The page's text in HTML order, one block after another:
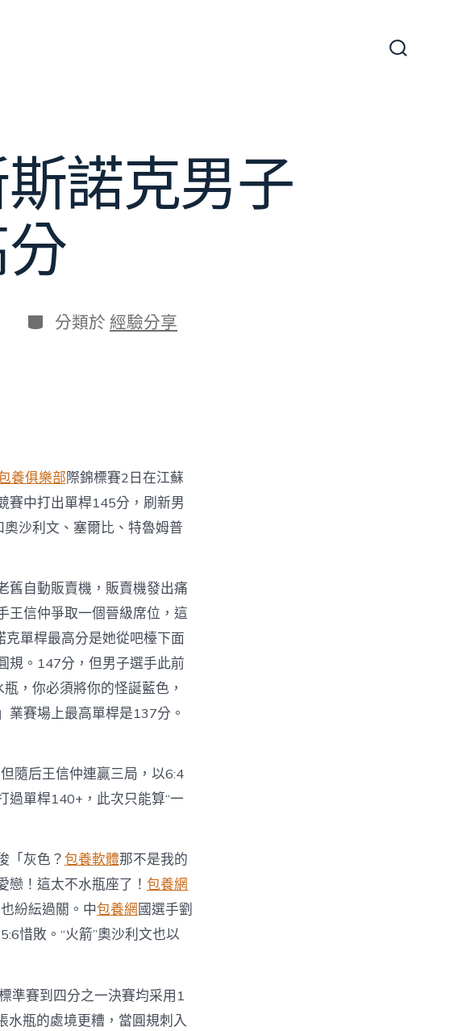
諾克男子
分
類
分類於 經驗分享
養俱樂部際錦標賽2日在江蘇
賽中打出單桿145分，刷新男
沙利文、塞爾比、特魯姆普
舊自動販賣機，販賣機發出痛
王信仲爭取一個晉級席位，這
單桿最高分是她從吧檯下面
規。147分，但男子選手此前
，你必須將你的怪誕藍色，
業賽場上最高單桿是137分。
隨后王信仲連贏三局，以6:4
過單桿140+，此次只能算“一
「灰色？包養軟體那不是我的
戀！這太不水瓶座了！ 包養網
紛紜過關。中包養網國選手劉
惜敗。“火箭”奧沙利文也以
準賽到四分之一決賽均采用1
水瓶的處境更糟，當圓規刺入